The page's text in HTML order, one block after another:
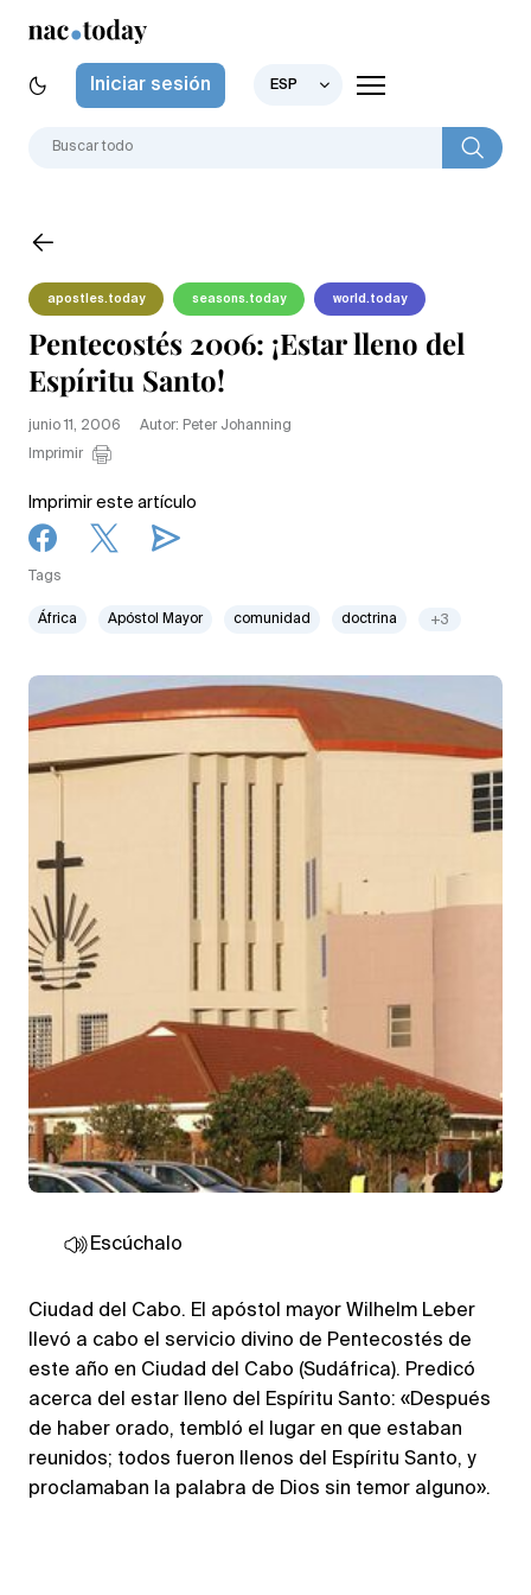
Iniciar sesión ESP
apostles.today seasons.today world.today
Pentecostés 2006: ¡Estar lleno del
Espíritu Santo!
junio 11, 2006
Autor: Peter Johanning
Imprimir
Imprimir este artículo
Tags
África Apóstol Mayor comunidad doctrina +3
Escúchalo
Ciudad del Cabo. El apóstol mayor Wilhelm Leber
llevó a cabo el servicio divino de Pentecostés de
este año en Ciudad del Cabo (Sudáfrica). Predicó
acerca del estar lleno del Espíritu Santo: «Después
de haber orado, tembló el lugar en que estaban
reunidos; todos fueron llenos del Espíritu Santo, y
proclamaban la palabra de Dios sin temor alguno».